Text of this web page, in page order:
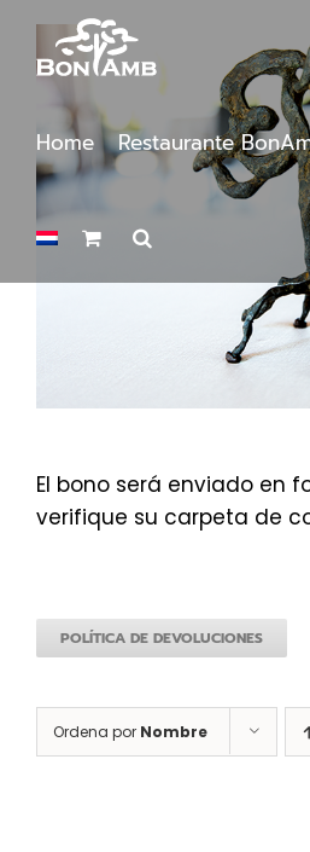
contenido
Home Restaurante
El bono será enviado en
verifique su carpeta de
POLÍTICA DE DEVOLUCIONES
Ordena por Nombre